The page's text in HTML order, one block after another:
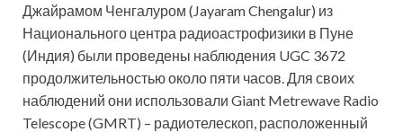
Джайрамом Ченгалуром (Jayaram Chengalur) из
Национального центра радиоастрофизики в Пуне
(Индия) были проведены наблюдения UGC 3672
продолжительностью около пяти часов. Для своих
наблюдений они использовали Giant Metrewave Radio
Telescope (GMRT) – радиотелескоп, расположенный